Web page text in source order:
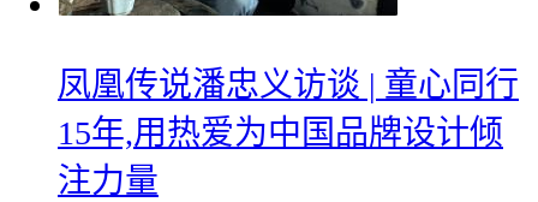
凤凰传说潘忠义访谈 | 童心同行
15年,用热爱为中国品牌设计倾
注力量